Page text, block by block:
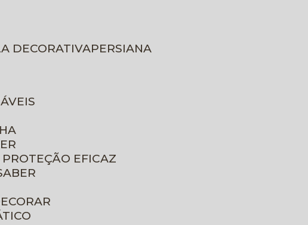
DECORATIVA
PERSIANA
EFICAZ